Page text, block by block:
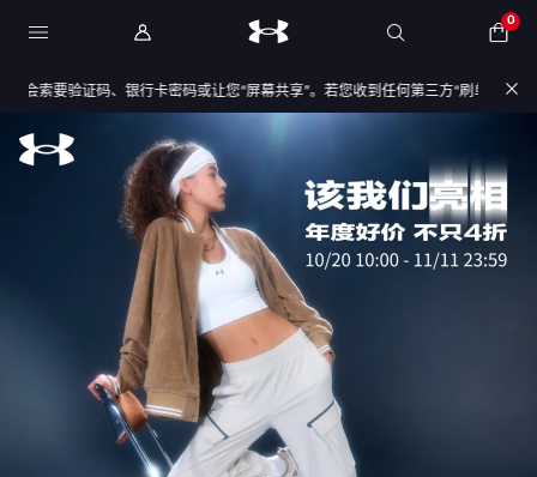
0
卡密码或让您“屏幕共享”。若您收到任何第三方“刷单返现/退款理赔/